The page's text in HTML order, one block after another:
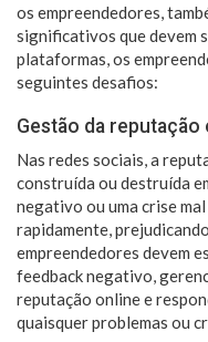
os empreendedores,
significativos que devem
plataformas, os
seguintes desafios:
Gestão da reputação
Nas redes sociais, a
construída ou destruída
negativo ou uma crise
rapidamente,
empreendedores devem
feedback negativo,
reputação online e
quaisquer problemas ou